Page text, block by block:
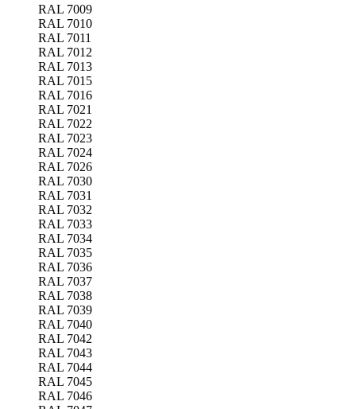
RAL 7009
RAL 7010
RAL 7011
RAL 7012
RAL 7013
RAL 7015
RAL 7016
RAL 7021
RAL 7022
RAL 7023
RAL 7024
RAL 7026
RAL 7030
RAL 7031
RAL 7032
RAL 7033
RAL 7034
RAL 7035
RAL 7036
RAL 7037
RAL 7038
RAL 7039
RAL 7040
RAL 7042
RAL 7043
RAL 7044
RAL 7045
RAL 7046